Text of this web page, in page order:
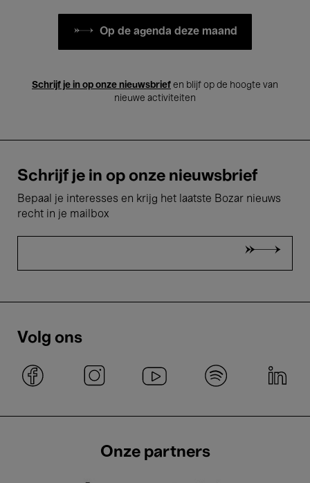
Op de agenda deze maand
Schrijf je in op onze nieuwsbrief en blijf op de hoogte van
nieuwe activiteiten
Schrijf je in op onze nieuwsbrief
Bepaal je interesses en krijg het laatste Bozar nieuws
recht in je mailbox
Volg ons
Onze partners